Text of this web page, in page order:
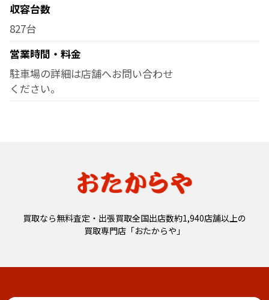
収容台数
827台
営業時間・料金
駐車場の詳細は店舗へお問い合わせ
ください。
買取なら無料査定・出張買取全国出店数約1,940店舗以上の
買取専門店「おたからや」